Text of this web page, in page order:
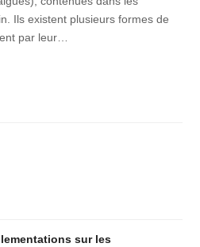
Ils existent plusieurs formes de
par leur…
sur les